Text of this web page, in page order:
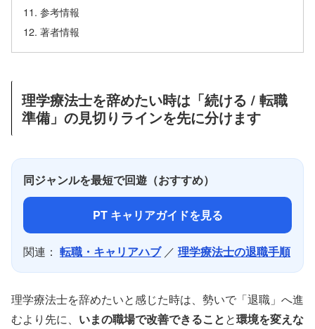
参考情報
著者情報
理学療法士を辞めたい時は「続ける / 転職
準備」の見切りラインを先に分けます
同ジャンルを最短で回遊（おすすめ）
PT キャリアガイドを見る
関連： 転職・キャリアハブ／ 理学療法士の退職手順
理学療法士を辞めたいと感じた時は、勢いで「退職」へ進
むより先に、 いまの職場で改善できることと環境を変えな